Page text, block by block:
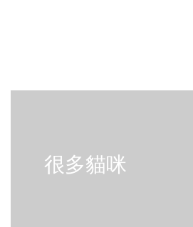
很多貓咪